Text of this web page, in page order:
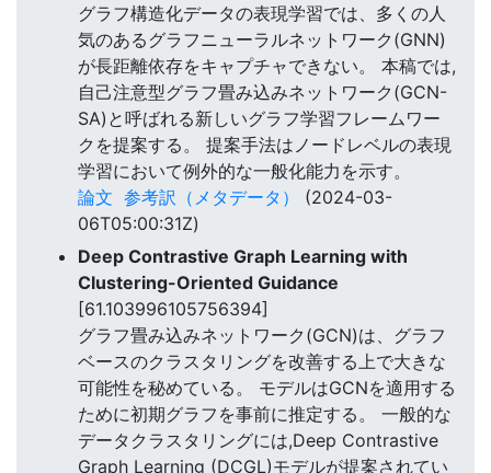
グラフ構造化データの表現学習では、多くの人
気のあるグラフニューラルネットワーク(GNN)
が長距離依存をキャプチャできない。 本稿では,
自己注意型グラフ畳み込みネットワーク(GCN-
SA)と呼ばれる新しいグラフ学習フレームワー
クを提案する。 提案手法はノードレベルの表現
学習において例外的な一般化能力を示す。
論文 参考訳（メタデータ）
(2024-03-
06T05:00:31Z)
Deep Contrastive Graph Learning with
Clustering-Oriented Guidance
[61.103996105756394]
グラフ畳み込みネットワーク(GCN)は、グラフ
ベースのクラスタリングを改善する上で大きな
可能性を秘めている。 モデルはGCNを適用する
ために初期グラフを事前に推定する。 一般的な
データクラスタリングには,Deep Contrastive
Graph Learning (DCGL)モデルが提案されてい